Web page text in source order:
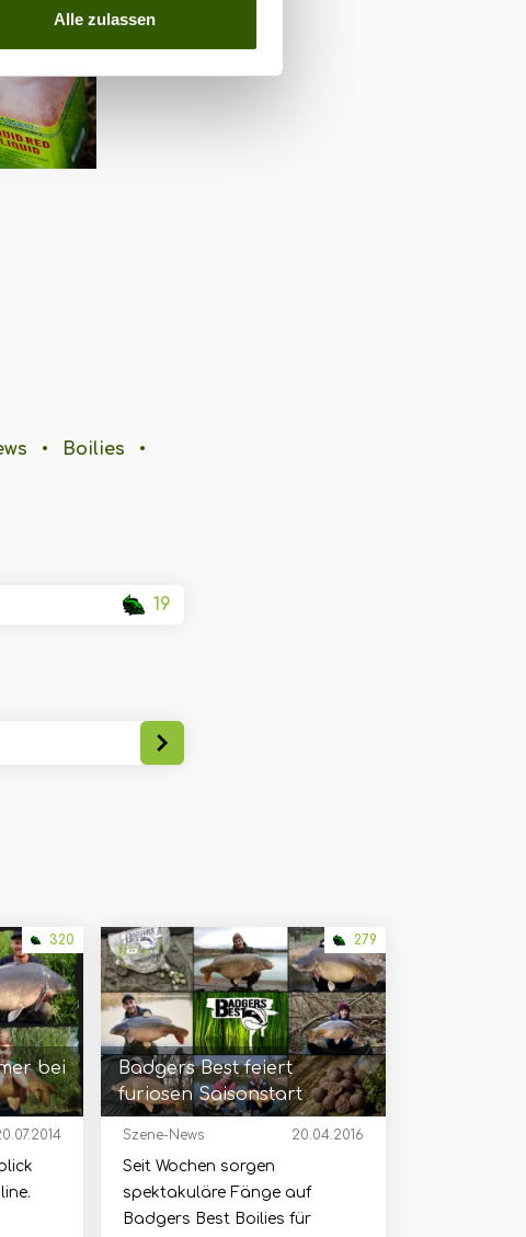
Alle zulassen
• Boilies
•
19
bei
320
Badgers Best feiert
furiosen Saisonstart
279
Szene-News 20.04.2016
Seit Wochen sorgen
spektakuläre Fänge auf
Badgers Best Boilies für